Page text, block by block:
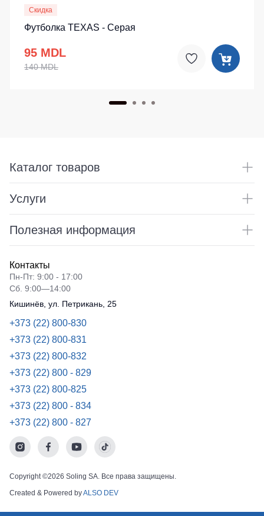
Скидка
Футболка TEXAS - Cерая
95 MDL
140 MDL
Каталог товаров
Услуги
Полезная информация
Контакты
Пн-Пт: 9:00 - 17:00
Сб. 9:00—14:00
Кишинёв, ул. Петрикань, 25
+373 (22) 800-830
+373 (22) 800-831
+373 (22) 800-832
+373 (22) 800 - 829
+373 (22) 800-825
+373 (22) 800 - 834
+373 (22) 800 - 827
Copyright ©2026 Soling SA. Все права защищены.
Created & Powered byALSO DEV